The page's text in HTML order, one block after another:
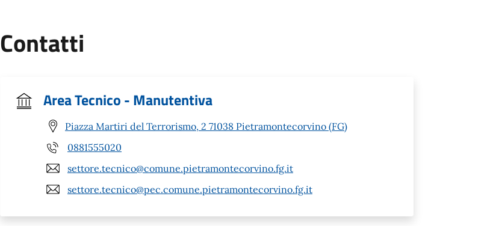
Contatti
Area Tecnico - Manutentiva
Piazza Martiri del Terrorismo, 2 71038 Pietramontecorvino (FG)
0881555020
settore.tecnico@comune.pietramontecorvino.fg.it
settore.tecnico@pec.comune.pietramontecorvino.fg.it